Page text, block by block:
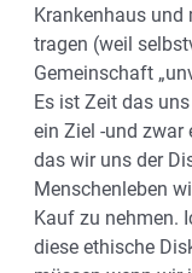
Krankenhaus
tragen (weil
Gemeinschaft
Es ist Zeit das
ein Ziel -und zwar
das wir uns der
Menschenleben
Kauf zu nehmen.
diese ethische